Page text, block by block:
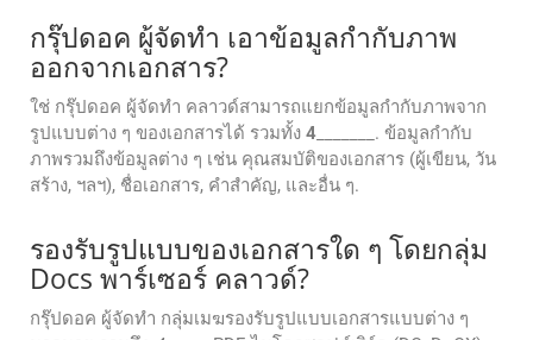
กรุ๊ปดอค ผู้จัดทํา เอาข้อมูลกํากับภาพ
ออกจากเอกสาร?
ใช่ กรุ๊ปดอค ผู้จัดทํา คลาวด์สามารถแยกข้อมูลกํากับภาพจาก
รูปแบบต่าง ๆ ของเอกสารได้ รวมทั้ง 4 _______. ข้อมูลกํากับ
ภาพรวมถึงข้อมูลต่าง ๆ เช่น คุณสมบัติของเอกสาร (ผู้เขียน, วัน
สร้าง, ฯลฯ), ชื่อเอกสาร, คําสําคัญ, และอื่น ๆ.
รองรับรูปแบบของเอกสารใด ๆ โดยกลุ่ม
Docs พาร์เซอร์ คลาวด์?
กรุ๊ปดอค ผู้จัดทํา กลุ่มเมฆรองรับรูปแบบเอกสารแบบต่าง ๆ